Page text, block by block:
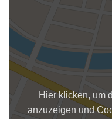
Hier klicken, um
anzuzeigen und